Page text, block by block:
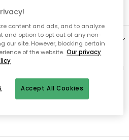
populære serie svensk nåde fra
og det smukke mønster er
svømmer i sommervinden. Er
produkter fra den svenske grace
Indeholder 10 cl.
content and ads, and to analyze
and option to opt out of any non-
our site. However, blocking certain
of the website. Our privacy
Accept All Cookies